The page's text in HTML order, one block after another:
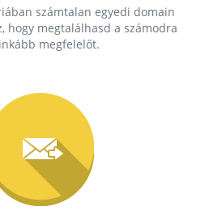
számtalan egyedi domain
hogy megtalálhasd a számodra
megfelelőt.